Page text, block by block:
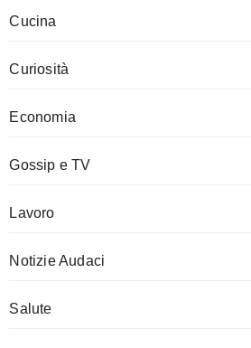
Cucina
Curiosità
Economia
Gossip e TV
Lavoro
Notizie Audaci
Salute